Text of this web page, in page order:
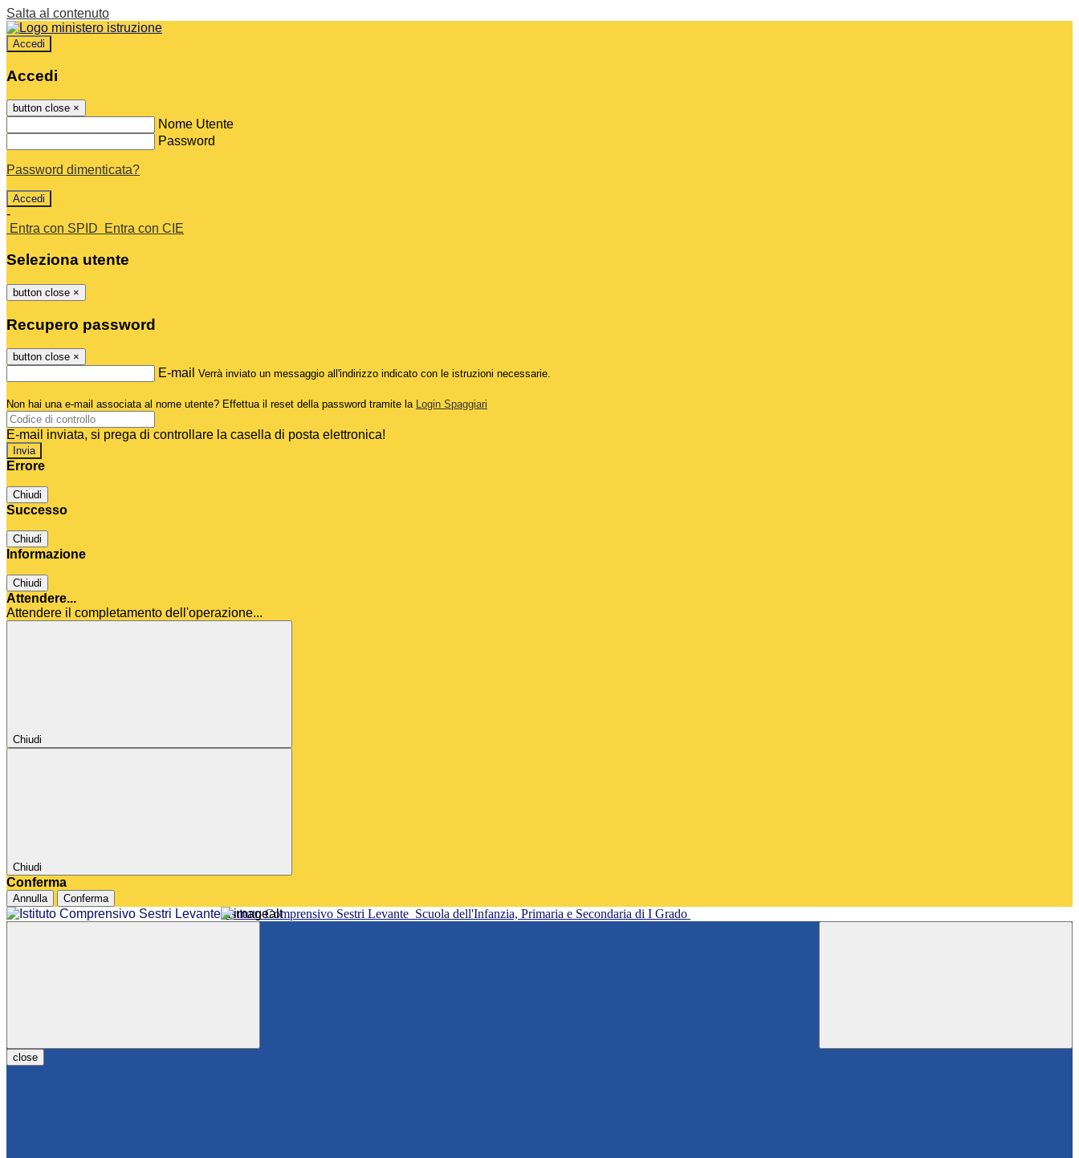
Salta al contenuto
Accedi
Accedi
button close ×
Nome Utente
Password
Password dimenticata?
-
Entra con SPID
Entra con CIE
Seleziona utente
button close ×
Recupero password
button close ×
E-mail Verrà inviato un messaggio all'indirizzo indicato con le istruzioni necessarie.
Non hai una e-mail associata al nome utente? Effettua il reset della password tramite la Login Spaggiari
E-mail inviata, si prega di controllare la casella di posta elettronica!
Errore
Chiudi
Successo
Chiudi
Informazione
Chiudi
Attendere...
Attendere il completamento dell'operazione...
Chiudi
Chiudi
Conferma
Annulla Conferma
Istituto Comprensivo Sestri Levante Scuola dell'Infanzia, Primaria e Secondaria di I Grado
close